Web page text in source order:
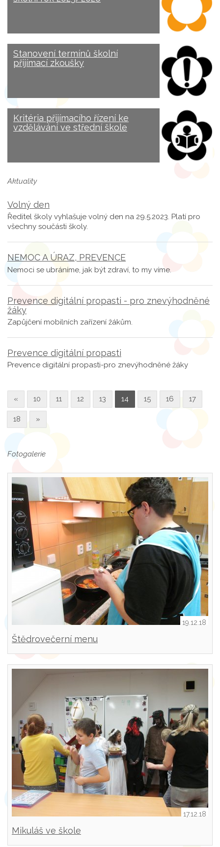
Stanovení termínů školní
přijímací zkoušky
Kritéria přijímacího řízení ke
vzdělávání ve střední škole
Aktuality
Volný den
Ředitel školy vyhlašuje volný den na 29.5.2023. Platí pro
všechny součásti školy.
NEMOC A ÚRAZ, PREVENCE
Nemoci se ubráníme, jak být zdraví, to my víme.
Prevence digitální propasti - pro znevýhodněné
žáky
Zapůjčení mobilních zařízení žákům.
Prevence digitální propasti
Prevence digitální propasti-pro znevýhodněné žáky
« 10 11 12 13 14 15 16 17
18 »
Fotogalerie
19.12.18
Štědrovečerní menu
17.12.18
Mikuláš ve škole